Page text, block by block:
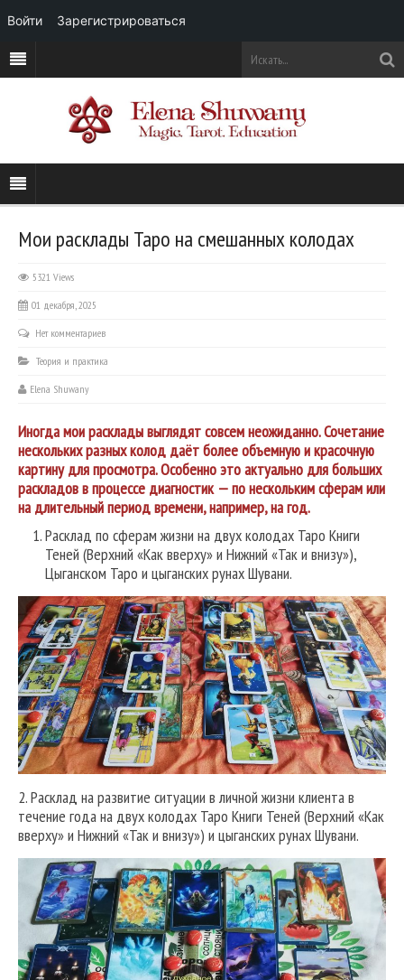
Мои расклады Таро на смешанных колодах
5321 Views
01 декабря, 2025
Нет комментариев
Теория и практика
Elena Shuwany
Иногда мои расклады выглядят совсем неожиданно. Сочетание
нескольких разных колод даёт более объемную и красочную
картину для просмотра. Особенно это актуально для больших
раскладов в процессе диагностик — по нескольким сферам или
на длительный период времени, например, на год.
Расклад по сферам жизни на двух колодах Таро Книги
Теней (Верхний «Как вверху» и Нижний «Так и внизу»),
Цыганском Таро и цыганских рунах Шувани.
2. Расклад на развитие ситуации в личной жизни клиента в
течение года на двух колодах Таро Книги Теней (Верхний «Как
вверху» и Нижний «Так и внизу») и цыганских рунах Шувани.
Войти Зарегистрироваться